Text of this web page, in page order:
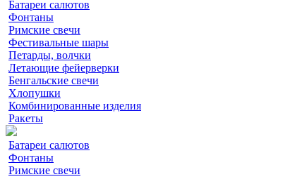
Батареи салютов
Фонтаны
Римские свечи
Фестивальные шары
Петарды, волчки
Летающие фейерверки
Бенгальские свечи
Хлопушки
Комбинированные изделия
Ракеты
Батареи салютов
Фонтаны
Римские свечи